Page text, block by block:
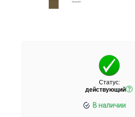
Статус:
действующий
В наличии